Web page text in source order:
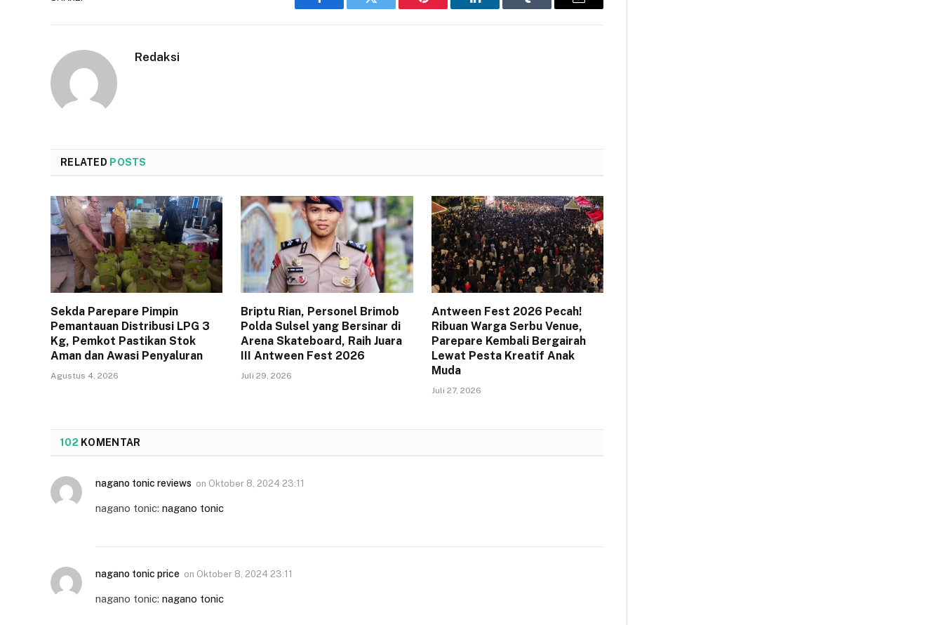
Facebook Twitter Pinterest LinkedIn Tumblr Email
Redaksi
RELATED POSTS
Sekda Parepare Pimpin
Pemantauan Distribusi LPG 3
Kg, Pemkot Pastikan Stok
Aman dan Awasi Penyaluran
Agustus 4, 2026
Briptu Rian, Personel Brimob
Polda Sulsel yang Bersinar di
Arena Skateboard, Raih Juara
III Antween Fest 2026
Juli 29, 2026
Antween Fest 2026 Pecah!
Ribuan Warga Serbu Venue,
Parepare Kembali Bergairah
Lewat Pesta Kreatif Anak
Muda
Juli 27, 2026
102 KOMENTAR
nagano tonic reviews on Oktober 8, 2024 23:11
nagano tonic: nagano tonic
nagano tonic price on Oktober 8, 2024 23:11
nagano tonic: nagano tonic